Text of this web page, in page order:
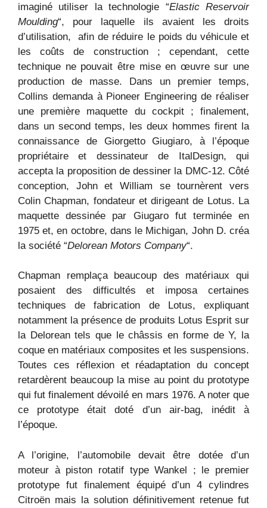
imaginé utiliser la technologie “Elastic Reservoir
Moulding“, pour laquelle ils avaient les droits
d’utilisation, afin de réduire le poids du véhicule et
les coûts de construction ; cependant, cette
technique ne pouvait être mise en œuvre sur une
production de masse. Dans un premier temps,
Collins demanda à Pioneer Engineering de réaliser
une première maquette du cockpit ; finalement,
dans un second temps, les deux hommes firent la
connaissance de Giorgetto Giugiaro, à l’époque
propriétaire et dessinateur de ItalDesign, qui
accepta la proposition de dessiner la DMC-12. Côté
conception, John et William se tournèrent vers
Colin Chapman, fondateur et dirigeant de Lotus. La
maquette dessinée par Giugaro fut terminée en
1975 et, en octobre, dans le Michigan, John D. créa
la société “Delorean Motors Company“.
Chapman remplaça beaucoup des matériaux qui
posaient des difficultés et imposa certaines
techniques de fabrication de Lotus, expliquant
notamment la présence de produits Lotus Esprit sur
la Delorean tels que le châssis en forme de Y, la
coque en matériaux composites et les suspensions.
Toutes ces réflexion et réadaptation du concept
retardèrent beaucoup la mise au point du prototype
qui fut finalement dévoilé en mars 1976. A noter que
ce prototype était doté d’un air-bag, inédit à
l’époque.
A l’origine, l’automobile devait être dotée d’un
moteur à piston rotatif type Wankel ; le premier
prototype fut finalement équipé d’un 4 cylindres
Citroën mais la solution définitivement retenue fut